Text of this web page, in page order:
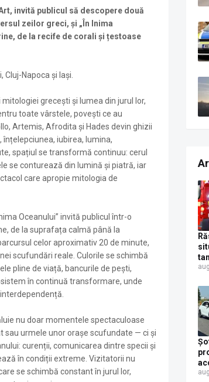
invită publicul să descopere două
zeilor greci, și „În Inima
de la recife de corali și țestoase
Napoca și Iași.
grecești și lumea din jurul lor,
toate vârstele, povești ce au
Artemis, Afrodita și Hades devin ghizii
iubirea, lumina,
spațiul se transformă continuu: cerul
se conturează din lumină și piatră, iar
care apropie mitologia de
Oceanului” invită publicul într-o
de la suprafața calmă până la
celor aproximativ 20 de minute,
scufundări reale. Culorile se schimbă
pline de viață, bancurile de pești,
în continuă transformare, unde
nu doar momentele spectaculoase
urmele unor orașe scufundate — ci și
curenții, comunicarea dintre specii și
în condiții extreme. Vizitatorii nu
se schimbă constant în jurul lor,
o